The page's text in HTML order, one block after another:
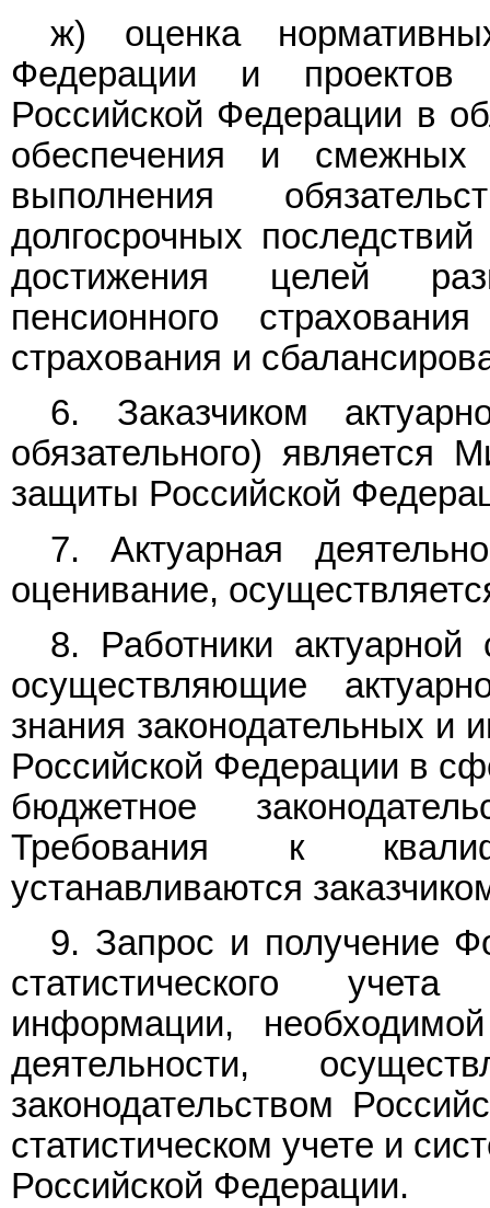
ж) оценка
Федерации и проектов
Российской Федерации в
обеспечения и
выполнения
долгосрочных
достижения целей
пенсионного
страхования и
6. Заказчиком
обязательного) является
защиты Российской
7. Актуарная
оценивание,
8. Работники
осуществляющие
знания законодательных и
Российской Федерации в
бюджетное
Требования к
устанавливаются
9. Запрос и получение
статистического
информации,
деятельности,
законодательством
статистическом учете и
Российской Федерации.